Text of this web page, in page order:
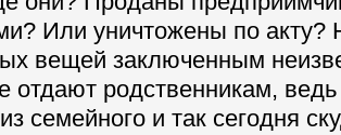
Или уничтожены по акту?
вещей заключенным
отдают родственникам,
семейного и так сегодня